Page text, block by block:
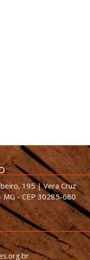
195 | Vera Cruz
- CEP 30285-680